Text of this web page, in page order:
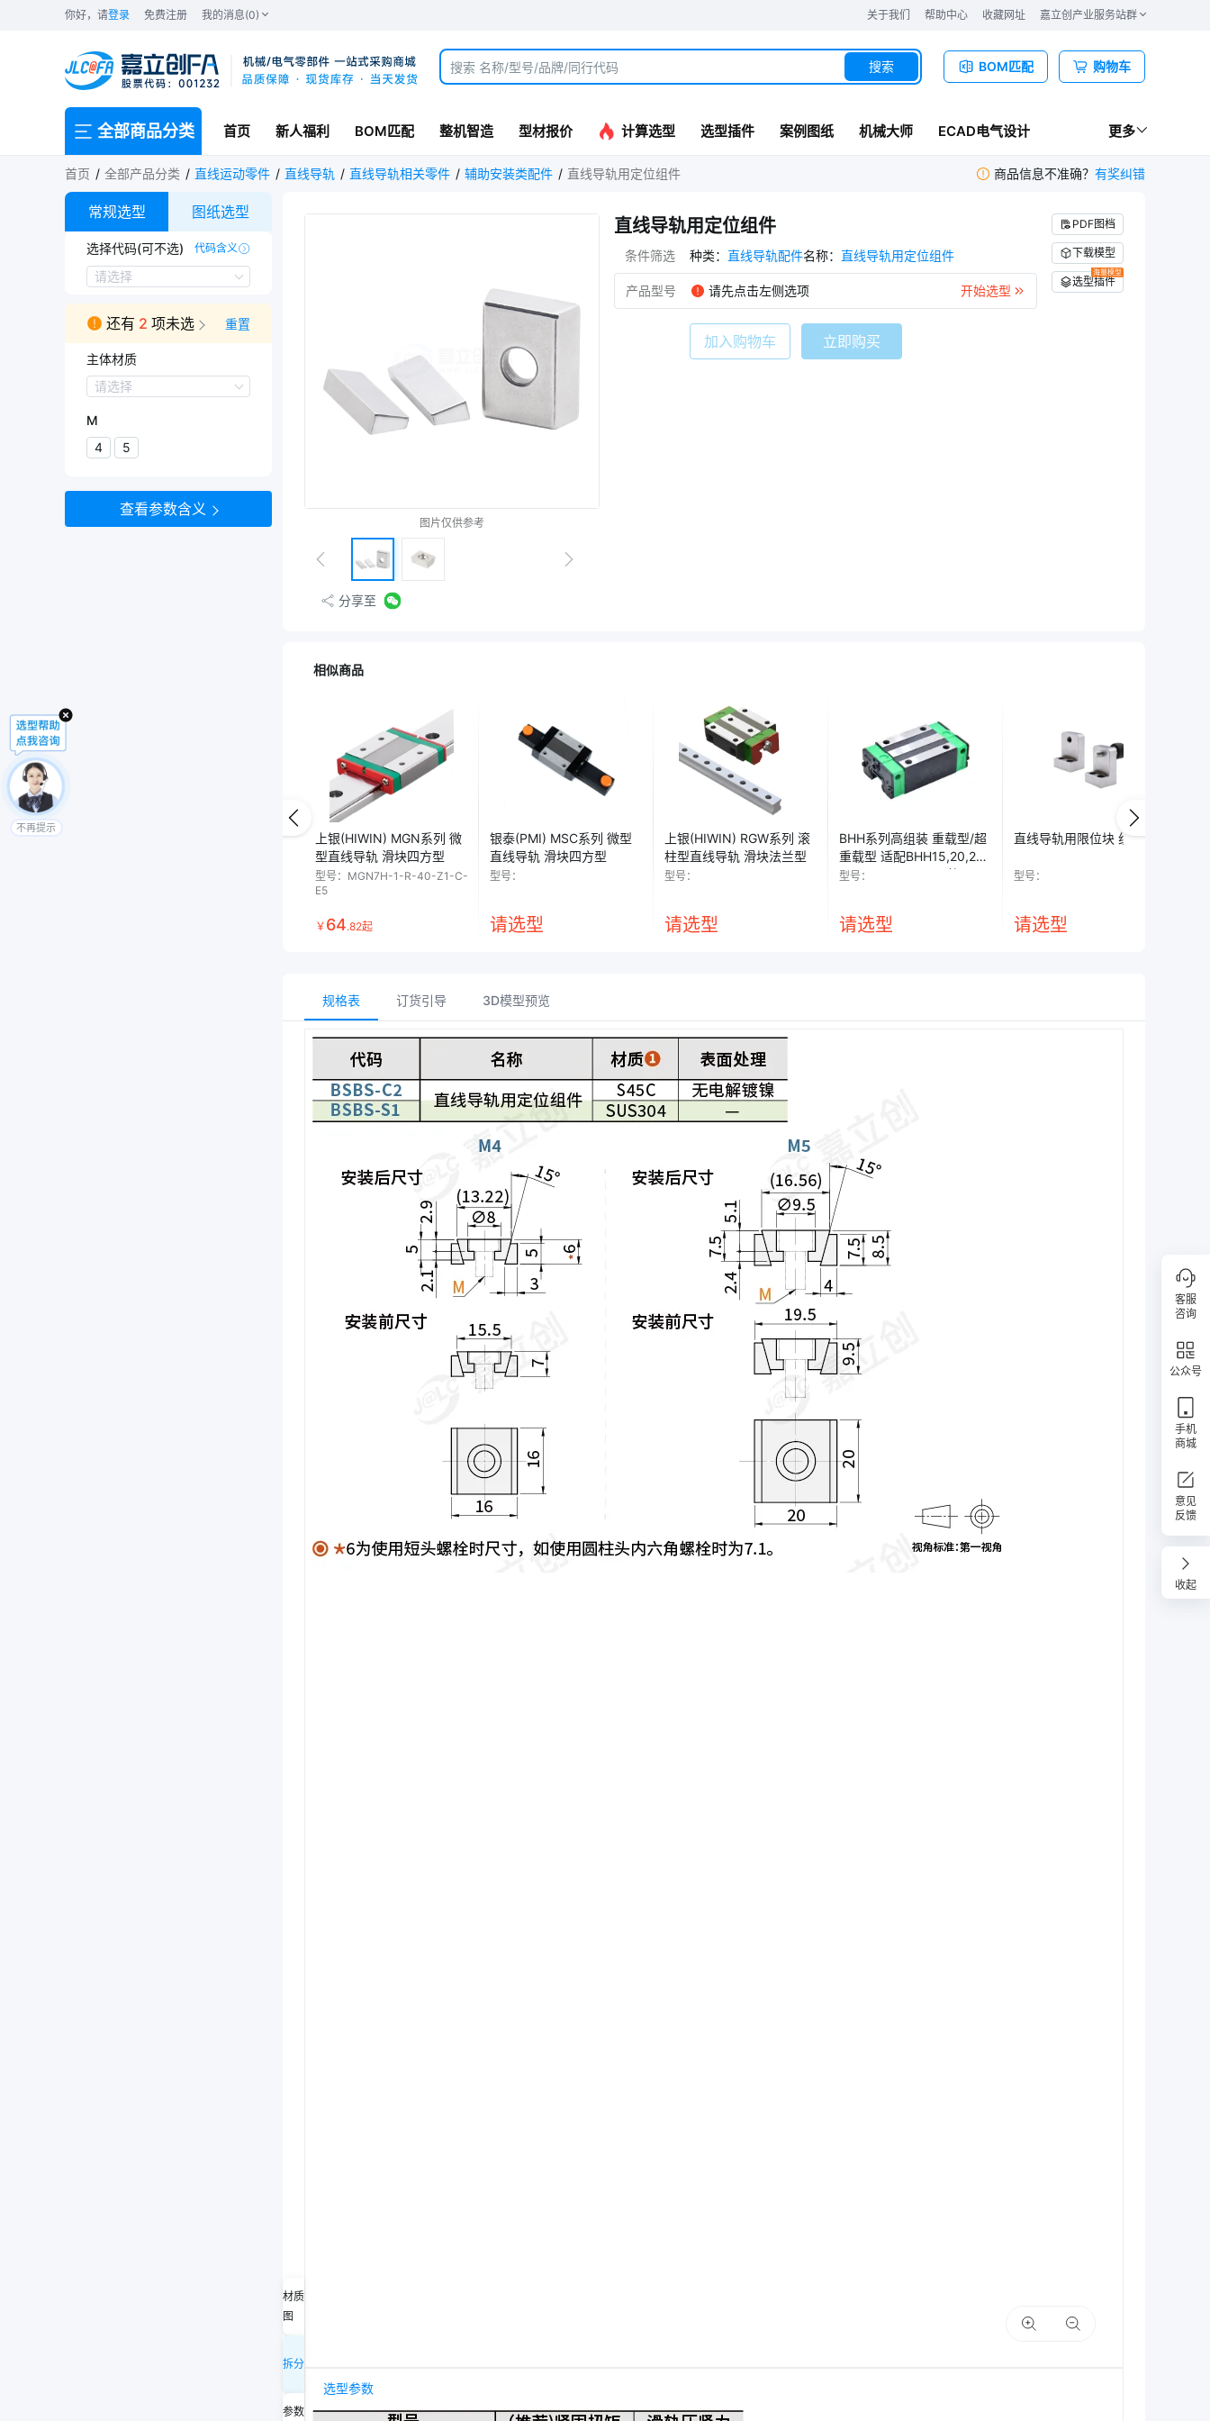
你好，请登录 免费注册 我的消息(0) 关于我们 帮助中心 收藏网址 嘉立创产业服务站群
BOM匹配 购物车
搜索
全部商品分类 首页 新人福利 BOM匹配 整机智造 型材报价 计算选型 选型插件 案例图纸 机械大师 ECAD电气设计 更多
首页 全部产品分类 直线运动零件 直线导轨 直线导轨相关零件 辅助安装类配件 直线导轨用定位组件 商品信息不准确？ 有奖纠错
常规选型 图纸选型
选择代码(可不选) 代码含义
BSBS-S1
请选择
还有 2 项未选 重置
主体材质
主体材质
SUS304
请选择
M
4
5
查看参数含义
图片仅供参考
分享至
直线导轨用定位组件
条件筛选 种类： 直线导轨配件名称： 直线导轨用定位组件
产品型号 请先点击左侧选项 开始选型
加入购物车 立即购买
PDF图档
下载模型
海量模型
选型插件
相似商品
上银(HIWIN) MGN系列 微
型直线导轨 滑块四方型
型号： MGN7H-1-R-40-Z1-C-
E5
￥ 64.82起
银泰(PMI) MSC系列 微型
直线导轨 滑块四方型
型号：
请选型
上银(HIWIN) RGW系列 滚
柱型直线导轨 滑块法兰型
型号：
请选型
BHH系列高组装 重载型/超
重载型 适配BHH15,20,25,
30,35,45,55,65导轨
型号：
请选型
直线导轨用限位块 组件 L型
型号：
请选型
规格表 订货引导 3D模型预览
材质
图
拆分
参数
选型参数
不再提示
客服
咨询
公众号
手机
商城
意见
反馈
收起